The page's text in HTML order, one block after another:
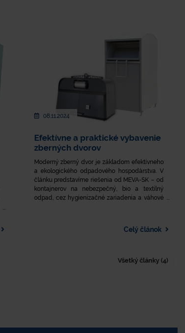
08.11.2024
Efektívne a praktické vybavenie
zberných dvorov
​Moderný zberný dvor je základom efektívneho
a ekologického odpadového hospodárstva. V
článku predstavíme riešenia od MEVA-SK – od
kontajnerov na nebezpečný, bio a textilný
odpad, cez hygienizačné zariadenia a váhové
MEVA-SK pomôcť pri budovaní zberného dvora
Celý článok
Všetký články (4)